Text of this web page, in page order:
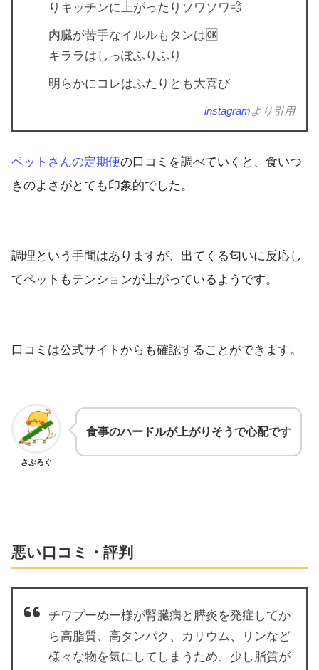
りキッチンに上がったりソワソワ💨
内臓が苦手なイルルもタンは🆗
キララはしっぽふりふり
明らかにコレはふたりとも大喜び
instagram より引用
ペットさんの定期便の口コミを調べていくと、食いつ
きのよさがとても印象的でした。
調理という手間はありますが、出てくる匂いに反応し
てペットもテンションが上がっているようです。
口コミは公式サイトからも確認することができます。
さぶろぐ
食事のハードルが上がりそうで心配です
悪い口コミ・評判
チワプーめー様が腎臓病と膵炎を発症してか
ら高脂質、高タンパク、カリウム、リンなど
様々な物を気にしてしまうため、少し脂質が